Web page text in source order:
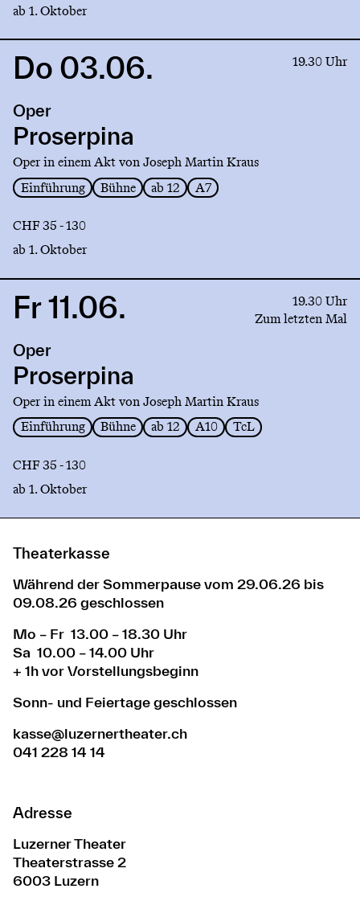
ab 1. Oktober
Link
Proserpina
Do 03.06. 19.30 Uhr
Oper
Proserpina
Oper in einem Akt von Joseph Martin Kraus
Einführung
Bühne ab 12 A7
CHF 35 - 130
ab 1. Oktober
Link
Proserpina
Fr 11.06.
19.30 Uhr
Zum letzten Mal
Oper
Proserpina
Oper in einem Akt von Joseph Martin Kraus
Einführung
Bühne ab 12 A10 TcL
CHF 35 - 130
ab 1. Oktober
Theaterkasse
Während der Sommerpause vom 29.06.26 bis
09.08.26 geschlossen
Mo – Fr 13.00 – 18.30 Uhr
Sa 10.00 – 14.00 Uhr
+ 1h vor Vorstellungsbeginn
Sonn- und Feiertage geschlossen
kasse@luzernertheater.ch
041 228 14 14
Adresse
Luzerner Theater
Theaterstrasse 2
6003 Luzern